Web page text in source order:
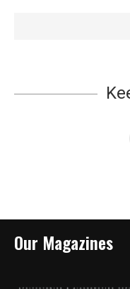
Our Magazines